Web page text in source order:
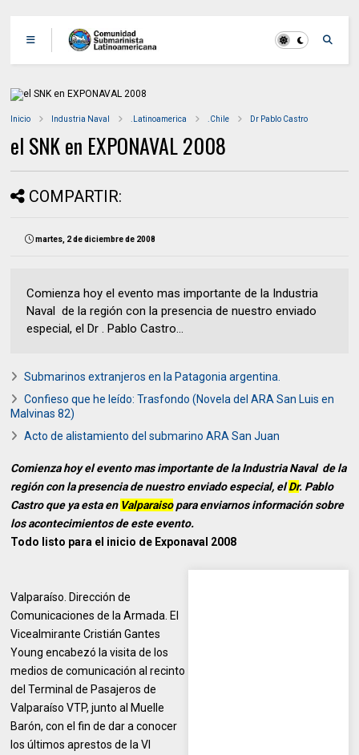
Inicio Industria Naval .Latinoamerica .Chile Dr Pablo Castro
el SNK en EXPONAVAL 2008
COMPARTIR:
martes, 2 de diciembre de 2008
Comienza hoy el evento mas importante de la Industria
Naval de la región con la presencia de nuestro enviado
especial, el Dr . Pablo Castro...
Submarinos extranjeros en la Patagonia argentina.
Confieso que he leído: Trasfondo (Novela del ARA San Luis en
Malvinas 82)
Acto de alistamiento del submarino ARA San Juan
Comienza hoy el evento mas importante de la Industria Naval de la
región con la presencia de nuestro enviado especial, elDr. Pablo
Castro que ya esta en Valparaisopara enviarnos información sobre
los acontecimientos de este evento.
Todo listo para el inicio de Exponaval 2008
Valparaíso. Dirección de
Comunicaciones de la Armada. El
Vicealmirante Cristián Gantes
Young encabezó la visita de los
medios de comunicación al recinto
del Terminal de Pasajeros de
Valparaíso VTP, junto al Muelle
Barón, con el fin de dar a conocer
los últimos aprestos de la VI